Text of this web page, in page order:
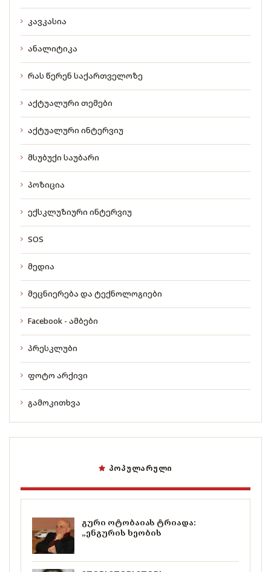
კავკასია
ანალიტიკა
რას წერენ საქართველოზე
აქტუალური თემები
აქტუალური ინტერვიუ
მსუბუქი საუბარი
პოზიცია
ექსკლუზიური ინტერვიუ
SOS
მედია
მეცნიერება და ტექნოლოგიები
Facebook - ამბები
პრესკლუბი
ფოტო არქივი
გამოკითხვა
ᲞᲝᲞᲣᲚᲐᲠᲣᲚᲘ
გური ოტობაიას ტრიადა:
„ენგურის ხეობის